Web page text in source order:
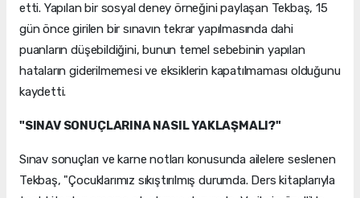
etti. Yapılan bir sosyal deney örneğini paylaşan Tekbaş, 15
gün önce girilen bir sınavın tekrar yapılmasında dahi
puanların düşebildiğini, bunun temel sebebinin yapılan
hataların giderilmemesi ve eksiklerin kapatılmaması olduğunu
kaydetti.
"SINAV SONUÇLARINA NASIL YAKLAŞMALI?"
Sınav sonuçları ve karne notları konusunda ailelere seslenen
Tekbaş, "Çocuklarımız sıkıştırılmış durumda. Ders kitaplarıyla